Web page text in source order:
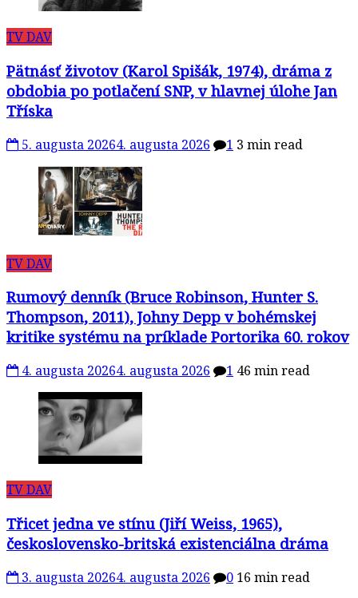
TV DAV
Pätnásť životov (Karol Spišák, 1974), dráma z
obdobia po potlačení SNP, v hlavnej úlohe Jan
Tříska
5. augusta 20264. augusta 2026 1 3 min read
TV DAV
Rumový denník (Bruce Robinson, Hunter S.
Thompson, 2011), Johny Depp v bohémskej
kritike systému na príklade Portorika 60. rokov
4. augusta 20264. augusta 2026 1 46 min read
TV DAV
Třicet jedna ve stínu (Jiří Weiss, 1965),
československo-britská existenciálna dráma
3. augusta 20264. augusta 2026 0 16 min read